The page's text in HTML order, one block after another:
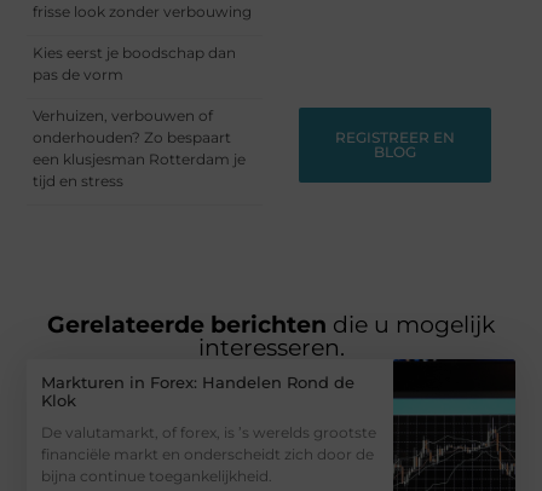
frisse look zonder verbouwing
Kies eerst je boodschap dan
pas de vorm
Verhuizen, verbouwen of
onderhouden? Zo bespaart
een klusjesman Rotterdam je
tijd en stress
REGISTREER EN
BLOG
Gerelateerde berichten die u mogelijk
interesseren.
Markturen in Forex: Handelen Rond de
Klok
De valutamarkt, of forex, is ’s werelds grootste
financiële markt en onderscheidt zich door de
bijna continue toegankelijkheid.